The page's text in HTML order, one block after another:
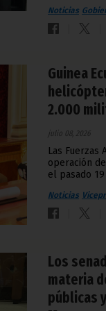
Noticias
Guinea
2.000
julio 08, 2026
Las Fuerzas
operación
el pasado
Noticias
Los
materia
públicas